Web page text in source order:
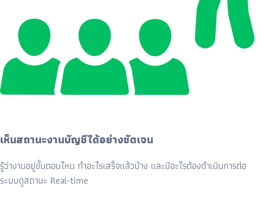
เห็นสถานะงานบัญชีได้อย่างชัดเจน
รู้ว่างานอยู่ขั้นตอนไหน ทำอะไรเสร็จแล้วบ้าง และมีอะไรต้องดำเนินการต่อ
ระบบดูสถานะ Real-time